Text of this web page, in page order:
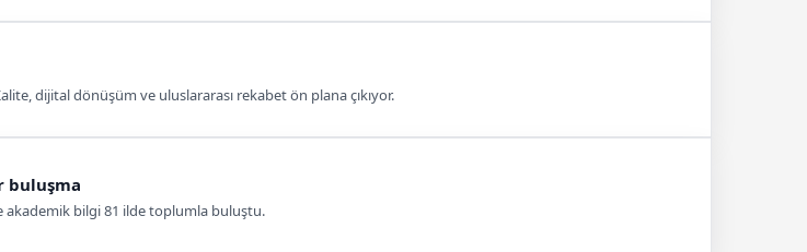
dijital dönüşüm ve uluslararası rekabet ön plana çıkıyor.
buluşma
akademik bilgi 81 ilde toplumla buluştu.